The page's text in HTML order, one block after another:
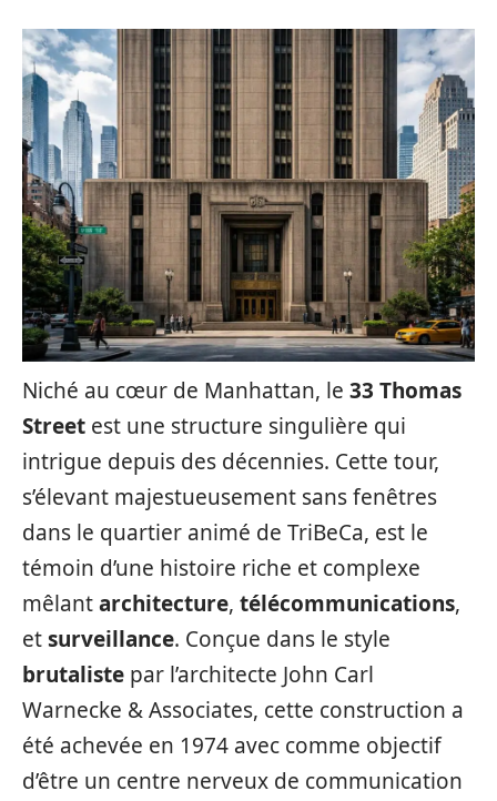
Niché au cœur de Manhattan, le 33 Thomas
Street est une structure singulière qui
intrigue depuis des décennies. Cette tour,
s’élevant majestueusement sans fenêtres
dans le quartier animé de TriBeCa, est le
témoin d’une histoire riche et complexe
mêlantarchitecture, télécommunications,
etsurveillance. Conçue dans le style
brutaliste par l’architecte John Carl
Warnecke & Associates, cette construction a
été achevée en 1974 avec comme objectif
d’être un centre nerveux de communication